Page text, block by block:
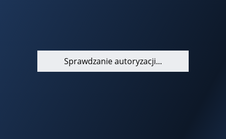
Sprawdzanie autoryzacji...